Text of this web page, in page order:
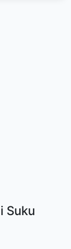
Suku